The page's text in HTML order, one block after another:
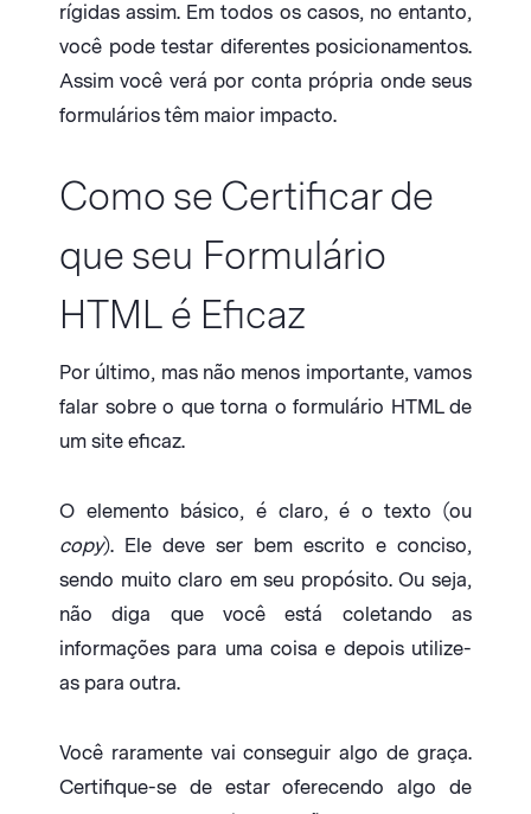
rígidas assim. Em todos os casos, no entanto,
você pode testar diferentes posicionamentos.
Assim você verá por conta própria onde seus
formulários têm maior impacto.
Como se Certificar de
que seu Formulário
HTML é Eficaz
Por último, mas não menos importante, vamos
falar sobre o que torna o formulário HTML de
um site eficaz.
O elemento básico, é claro, é o texto (ou
copy). Ele deve ser bem escrito e conciso,
sendo muito claro em seu propósito. Ou seja,
não diga que você está coletando as
informações para uma coisa e depois utilize-
as para outra.
Você raramente vai conseguir algo de graça.
Certifique-se de estar oferecendo algo de